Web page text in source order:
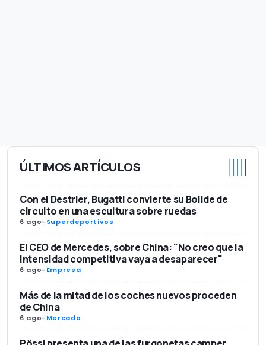
ÚLTIMOS ARTÍCULOS
Con el Destrier, Bugatti convierte su Bolide de
circuito en una escultura sobre ruedas
6 ago-Superdeportivos
El CEO de Mercedes, sobre China: "No creo que la
intensidad competitiva vaya a desaparecer"
6 ago-Empresa
Más de la mitad de los coches nuevos proceden
de China
6 ago-Mercado